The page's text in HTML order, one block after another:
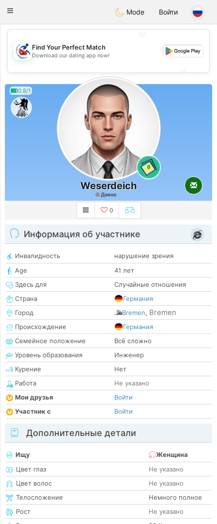
Handi Space
Toggle
Mode Войти
💖
💕
Find Your Perfect Match
Download our dating app now!
0.8/1
0
Weserdeich
Давно
0
Информация об участнике
Инвалидность
нарушение зрения
Age
41 лет
Здесь для
Случайные отношения
Страна
Германия
Город
Bremen, Bremen
Происхождение
Германия
Семейное положение
Всё сложно
Уровень образования
Инженер
Курение
Нет
Работа
Не указано
Мои друзья
Войти
Участник с
Войти
Дополнительные детали
Ищу
Женщина
Цвет глаз
Не указано
Цвет волос
Не указано
Телосложение
Немного полное
Рост
Не указано